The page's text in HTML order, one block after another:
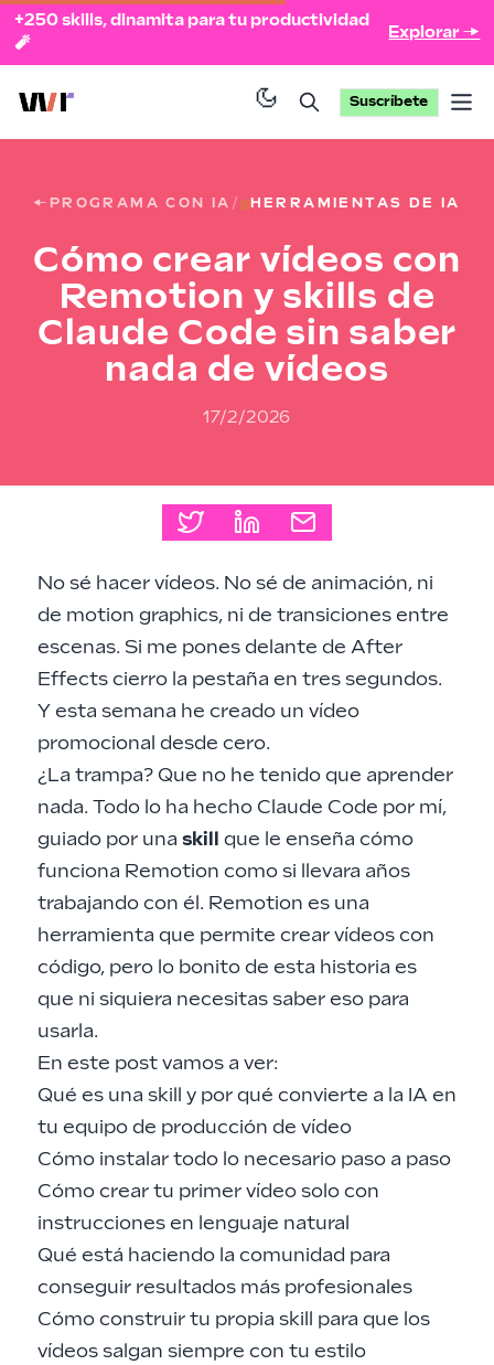
+250 skills, dinamita para tu productividad
🧨
Explorar →
Suscríbete
← PROGRAMA CON IA / HERRAMIENTAS DE IA
Cómo crear vídeos con
Remotion y skills de
Claude Code sin saber
nada de vídeos
17/2/2026
No sé hacer vídeos. No sé de animación, ni
de motion graphics, ni de transiciones entre
escenas. Si me pones delante de After
Effects cierro la pestaña en tres segundos.
Y esta semana he creado un vídeo
promocional desde cero.
¿La trampa? Que no he tenido que aprender
nada. Todo lo ha hecho Claude Code por mí,
guiado por una skill que le enseña cómo
funciona Remotion como si llevara años
trabajando con él. Remotion es una
herramienta que permite crear vídeos con
código, pero lo bonito de esta historia es
que ni siquiera necesitas saber eso para
usarla.
En este post vamos a ver:
Qué es una skill y por qué convierte a la IA en
tu equipo de producción de vídeo
Cómo instalar todo lo necesario paso a paso
Cómo crear tu primer vídeo solo con
instrucciones en lenguaje natural
Qué está haciendo la comunidad para
conseguir resultados más profesionales
Cómo construir tu propia skill para que los
vídeos salgan siempre con tu estilo